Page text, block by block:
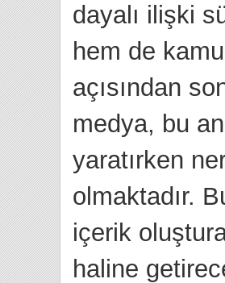
dayalı ilişki
hem de
açısından
medya, bu
yaratırken
olmaktadır.
içerik
haline